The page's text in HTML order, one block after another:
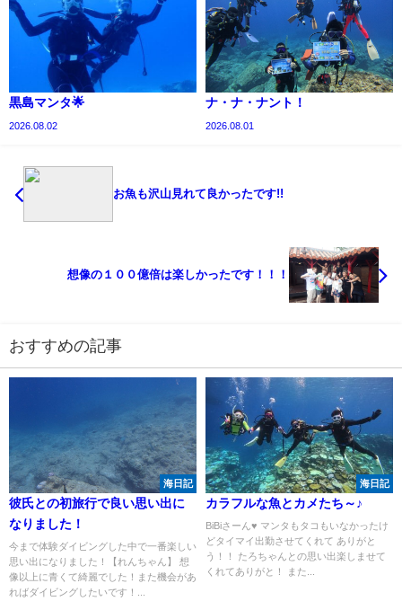
黒島マンタ🌟
2026.08.02
ナ・ナ・ナント！
2026.08.01
お魚も沢山見れて良かったです!!
想像の１００億倍は楽しかったです！！！
おすすめの記事
海日記
彼氏との初旅行で良い思い出に
なりました！
今まで体験ダイビングした中で一番楽しい
思い出になりました！【れんちゃん】 想
像以上に青くて綺麗でした！また機会があ
ればダイビングしたいです！...
海日記
カラフルな魚とカメたち～♪
BiBiさーん♥ マンタもタコもいなかったけ
どタイマイ出勤させてくれて ありがと
う！！ たろちゃんとの思い出楽しませて
くれてありがと！ また...